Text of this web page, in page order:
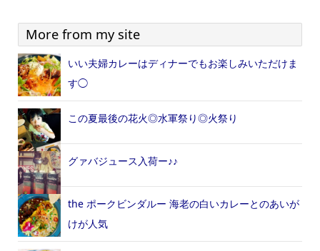
More from my site
いい夫婦カレーはディナーでもお楽しみいただけま
す◯
この夏最後の花火◎水軍祭り◎火祭り
グァバジュース入荷ー♪♪
the ポークビンダルー 海老の白いカレーとのあいが
けが人気